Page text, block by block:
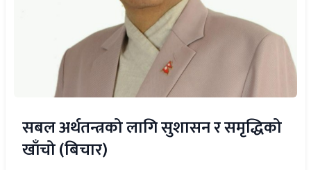
सबल अर्थतन्त्रको लागि सुशासन र समृद्धिको
खाँचो (बिचार)